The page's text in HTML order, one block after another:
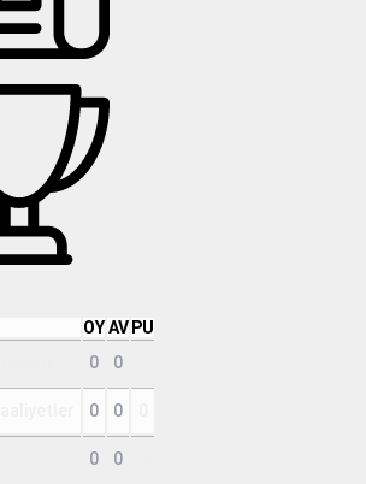
OYAV PU
0 0
0 0
0 0